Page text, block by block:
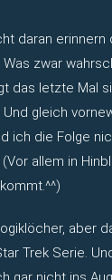
daran erinnern
zwar
das letzte Mal
gleich
ich die Folge
allem in
aber
Trek Serie.